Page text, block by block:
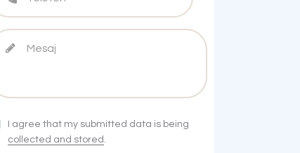
I agree that my submitted data is being
collected and stored .